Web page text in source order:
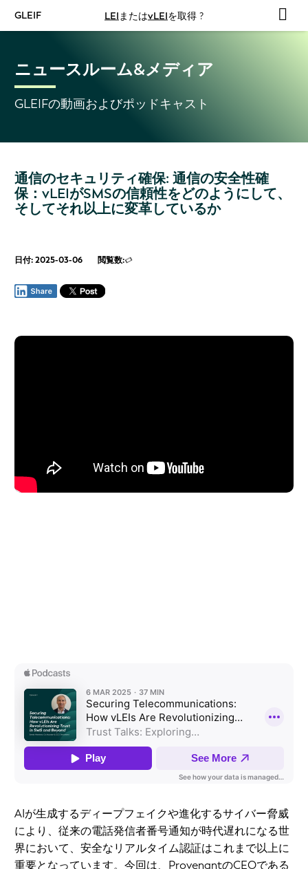
GLEIF LEIまたはvLEIを取得 ?
ニュースルーム&メディア
GLEIFの動画およびポッドキャスト
通信のセキュリティ確保: 通信の安全性確
保：vLEIがSMSの信頼性をどのようにして、
そしてそれ以上に変革しているか
日付: 2025-03-06 閲覧数:
AIが生成するディープフェイクや進化するサイバー脅威
により、従来の電話発信者番号通知が時代遅れになる世
界において、安全なリアルタイム認証はこれまで以上に
重要となっています。今回は、ProvenantのCEOである